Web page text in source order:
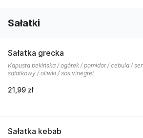
Sałatki
Sałatka grecka
Kapusta pekińska / ogórek / pomidor / cebula / ser
sałatkowy / oliwki / sos vinegret
21,99 zł
Sałatka kebab